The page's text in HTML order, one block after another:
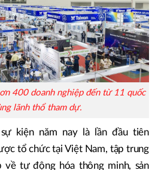
400 doanh nghiệp đến từ 11 quốc
lãnh thổ tham dự.
kiện năm nay là lần đầu tiên
tổ chức tại Việt Nam, tập trung
về tự động hóa thông minh, sản